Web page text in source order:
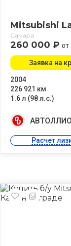
Mitsubishi
Самара
260 000 ₽ от
2004
226 921 км
1.6 л (98 л.с.)
Заявка на
Расчет